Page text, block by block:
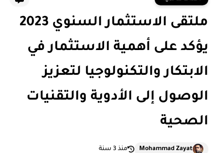
ملتقى الاستثمار السنوي 2023
يؤكد على أهمية الاستثمار في
الابتكار والتكنولوجيا لتعزيز
الوصول إلى الأدوية والتقنيات
الصحية
Mohammad Zayat منذ 3 سنة